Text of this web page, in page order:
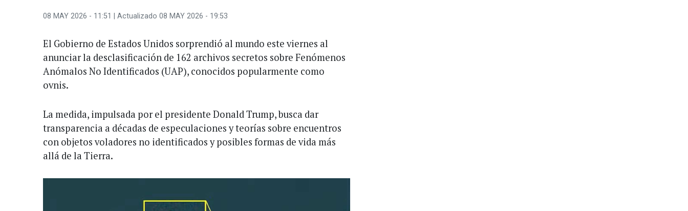
08 MAY 2026 - 11:51 | Actualizado 08 MAY 2026 - 19:53
El Gobierno de Estados Unidos sorprendió al mundo este viernes al
anunciar la desclasificación de 162 archivos secretos sobre Fenómenos
Anómalos No Identificados (UAP), conocidos popularmente como
ovnis.
La medida, impulsada por el presidente Donald Trump, busca dar
transparencia a décadas de especulaciones y teorías sobre encuentros
con objetos voladores no identificados y posibles formas de vida más
allá de la Tierra.